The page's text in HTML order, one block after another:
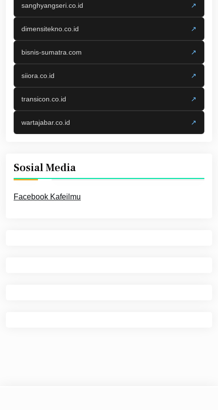
sanghyangseri.co.id ↗
dimensitekno.co.id ↗
bisnis-sumatra.com ↗
siiora.co.id ↗
transicon.co.id ↗
wartajabar.co.id ↗
Sosial Media
Facebook Kafeilmu